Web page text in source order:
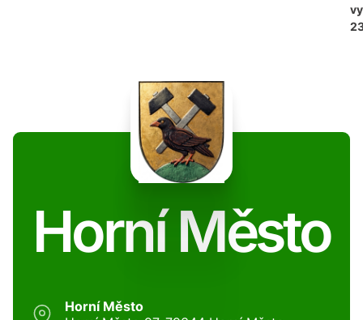
Horní Město
Horní Město